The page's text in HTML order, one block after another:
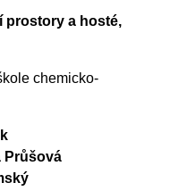
prostory a hosté,
chemicko-
Průšová